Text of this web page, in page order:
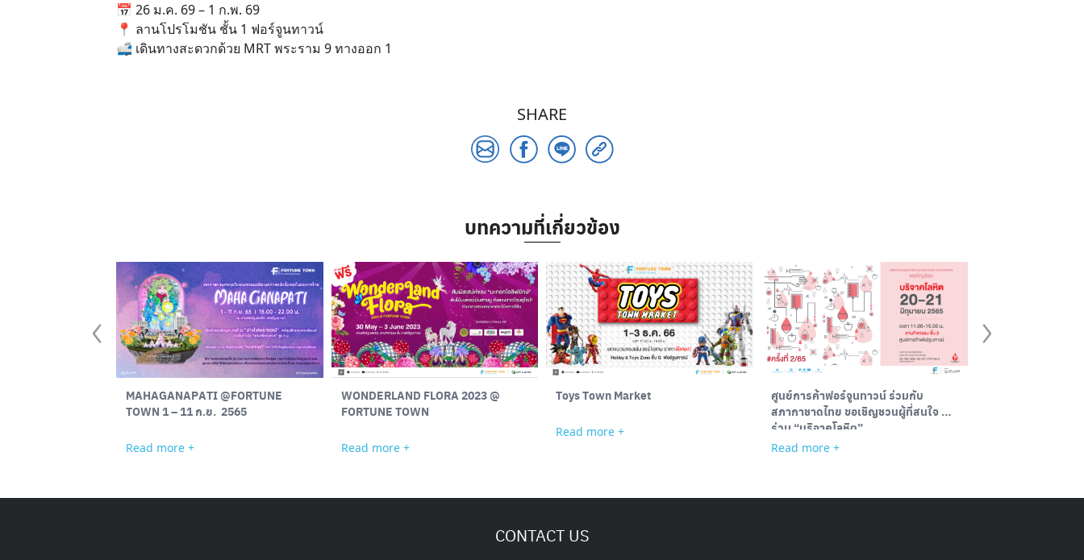
📅 26 ม.ค. 69 – 1 ก.พ. 69
📍 ลานโปรโมชัน ชั้น 1 ฟอร์จูนทาวน์
🚅 เดินทางสะดวกด้วย MRT พระราม 9 ทางออก 1
SHARE
บทความที่เกี่ยวข้อง
MAHAGANAPATI @FORTUNE
TOWN 1 – 11 ก.ย. 2565￼
Read more +
WONDERLAND FLORA 2023 @
FORTUNE TOWN
Read more +
Toys Town Market
Read more +
ศูนย์การค้าฟอร์จูนทาวน์ ร่วมกับ
สภากาชาดไทย ขอเชิญชวนผู้ที่สนใจ มา
ร่วม “บริจาคโลหิต”
Read more +
CONTACT US